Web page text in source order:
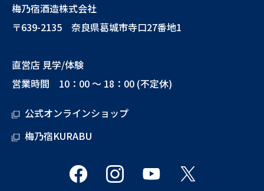
梅乃宿酒造株式会社
〒639-2135 奈良県葛城市寺口27番地1
直営店 見学/体験
営業時間 10：00 ～ 18：00 (不定休)
公式オンラインショップ
梅乃宿KURABU